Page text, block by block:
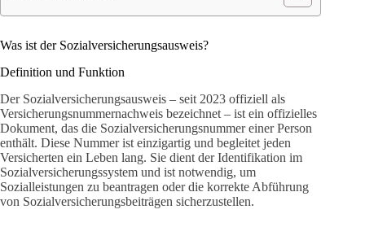
Was ist der Sozialversicherungsausweis?
Definition und Funktion
Der Sozialversicherungsausweis – seit 2023 offiziell als
Versicherungsnummernachweis bezeichnet – ist ein offizielles
Dokument, das die Sozialversicherungsnummer einer Person
enthält. Diese Nummer ist einzigartig und begleitet jeden
Versicherten ein Leben lang. Sie dient der Identifikation im
Sozialversicherungssystem und ist notwendig, um
Sozialleistungen zu beantragen oder die korrekte Abführung
von Sozialversicherungsbeiträgen sicherzustellen.